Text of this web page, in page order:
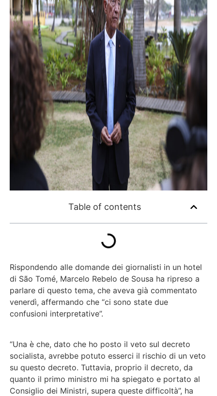
Table of contents
Rispondendo alle domande dei giornalisti in un hotel
di São Tomé, Marcelo Rebelo de Sousa ha ripreso a
parlare di questo tema, che aveva già commentato
venerdì, affermando che “ci sono state due
confusioni interpretative”.
“Una è che, dato che ho posto il veto sul decreto
socialista, avrebbe potuto esserci il rischio di un veto
su questo decreto. Tuttavia, proprio il decreto, da
quanto il primo ministro mi ha spiegato e portato al
Consiglio dei Ministri, supera queste difficoltà”, ha